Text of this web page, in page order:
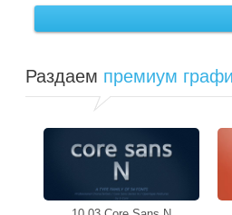
Раздаем премиум